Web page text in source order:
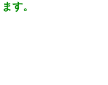
す。